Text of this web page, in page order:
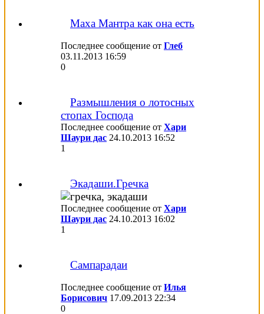
Маха Мантра как она есть
Последнее сообщение от Глеб
03.11.2013 16:59
0
Размышления о лотосных
стопах Господа
Последнее сообщение от Хари
Шаури дас 24.10.2013 16:52
1
Экадаши.Гречка
Последнее сообщение от Хари
Шаури дас 24.10.2013 16:02
1
Сампарадаи
Последнее сообщение от Илья
Борисович 17.09.2013 22:34
0